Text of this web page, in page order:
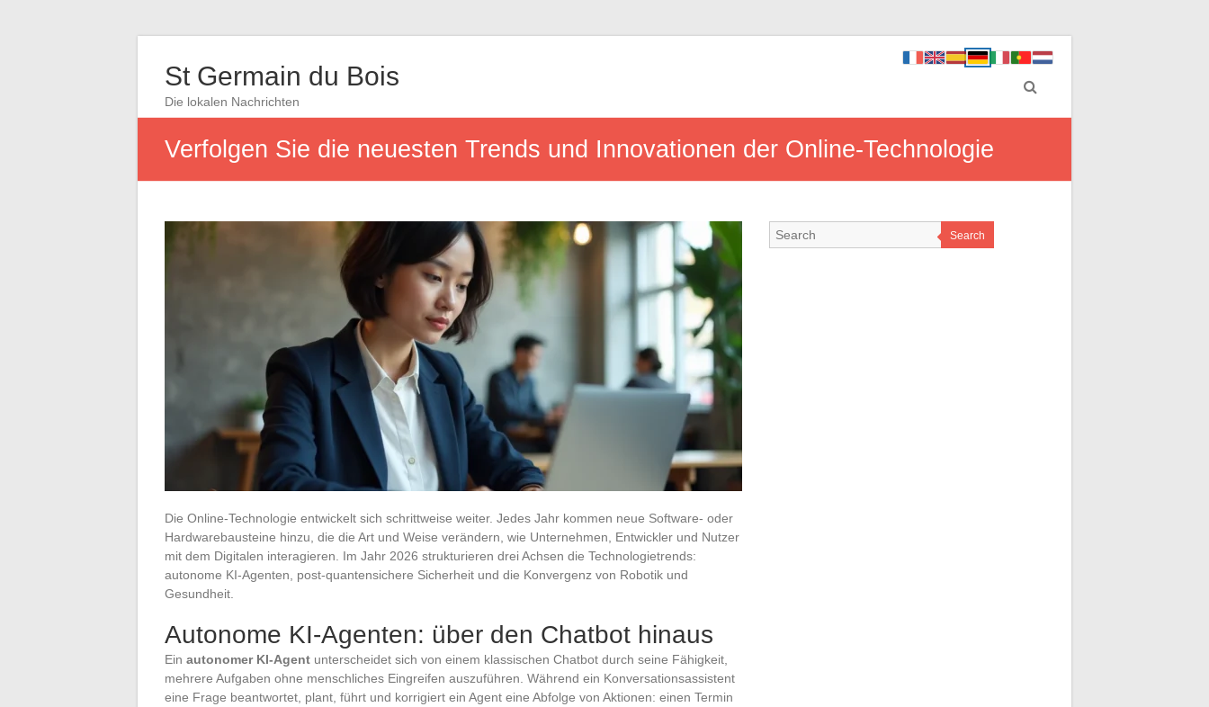
St Germain du Bois
Die lokalen Nachrichten
Verfolgen Sie die neuesten Trends und Innovationen der Online-Technologie
Die Online-Technologie entwickelt sich schrittweise weiter. Jedes Jahr kommen neue Software- oder
Hardwarebausteine hinzu, die die Art und Weise verändern, wie Unternehmen, Entwickler und Nutzer
mit dem Digitalen interagieren. Im Jahr 2026 strukturieren drei Achsen die Technologietrends:
autonome KI-Agenten, post-quantensichere Sicherheit und die Konvergenz von Robotik und
Gesundheit.
Autonome KI-Agenten: über den Chatbot hinaus
Ein autonomer KI-Agent unterscheidet sich von einem klassischen Chatbot durch seine Fähigkeit,
mehrere Aufgaben ohne menschliches Eingreifen auszuführen. Während ein Konversationsassistent
eine Frage beantwortet, plant, führt und korrigiert ein Agent eine Abfolge von Aktionen: einen Termin
Search